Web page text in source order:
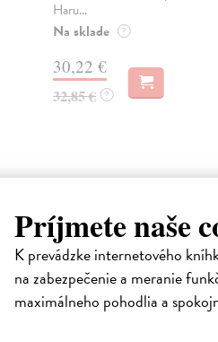
Príjmete naše
K prevádzke internetového
na zabezpečenie a meranie
maximálneho pohodlia a
Haru...
Na sklade ?
30,22 €
32,85 € ?
na